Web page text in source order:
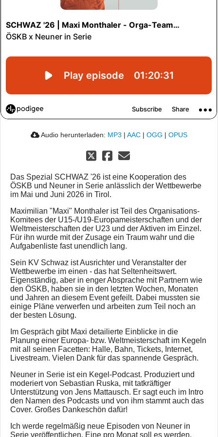
Audio herunterladen: MP3 | AAC | OGG | OPUS
Das Spezial SCHWAZ '26 ist eine Kooperation des
ÖSKB und Neuner in Serie anlässlich der Wettbewerbe
im Mai und Juni 2026 in Tirol.
Maximilian "Maxi" Monthaler ist Teil des Organisations-
Komitees der U15-/U19-Europameisterschaften und der
Weltmeisterschaften der U23 und der Aktiven im Einzel.
Für ihn wurde mit der Zusage ein Traum wahr und die
Aufgabenliste fast unendlich lang.
Sein KV Schwaz ist Ausrichter und Veranstalter der
Wettbewerbe im einen - das hat Seltenheitswert.
Eigenständig, aber in enger Absprache mit Partnern wie
den ÖSKB, haben sie in den letzten Wochen, Monaten
und Jahren an diesem Event gefeilt. Dabei mussten sie
einige Pläne verwerfen und arbeiten zum Teil noch an
der besten Lösung.
Im Gespräch gibt Maxi detailierte Einblicke in die
Planung einer Europa- bzw. Weltmeisterschaft im Kegeln
mit all seinen Facetten: Halle, Bahn, Tickets, Internet,
Livestream. Vielen Dank für das spannende Gespräch.
Neuner in Serie ist ein Kegel-Podcast. Produziert und
moderiert von Sebastian Ruska, mit tatkräftiger
Unterstützung von Jens Mattausch. Er sagt euch im Intro
den Namen des Podcasts und von ihm stammt auch das
Cover. Großes Dankeschön dafür!
Ich werde regelmäßig neue Episoden von Neuner in
Serie veröffentlichen. Eine pro Monat soll es werden.